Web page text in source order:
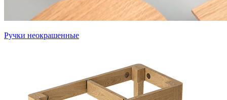
Ручки неокрашенные